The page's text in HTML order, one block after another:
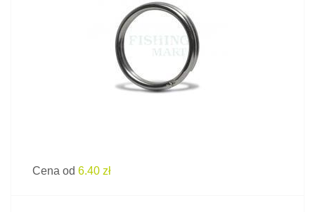
ZOBACZ PRODUKT
Cena od 6.40 zł